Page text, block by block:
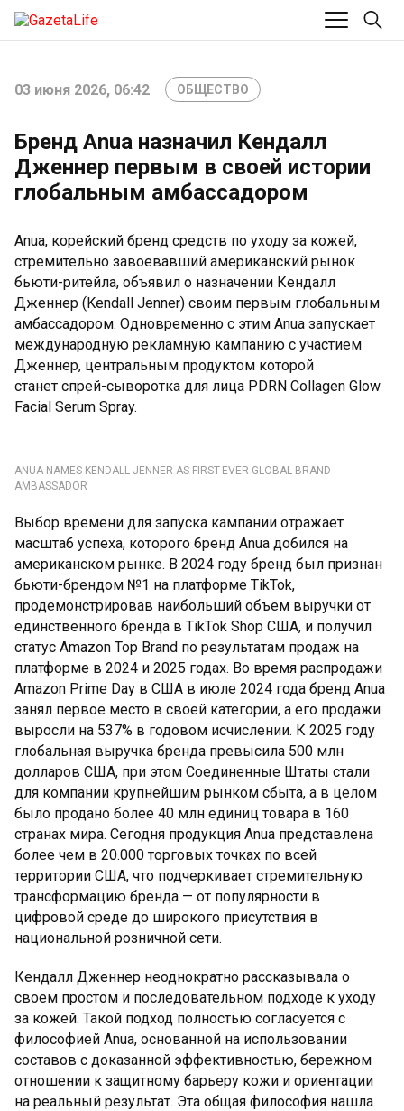
03 июня 2026, 06:42 ОБЩЕСТВО
Бренд Anua назначил Кендалл
Дженнер первым в своей истории
глобальным амбассадором
Anua, корейский бренд средств по уходу за кожей,
стремительно завоевавший американский рынок
бьюти-ритейла, объявил о назначении Кендалл
Дженнер (Kendall Jenner) своим первым глобальным
амбассадором. Одновременно с этим Anua запускает
международную рекламную кампанию с участием
Дженнер, центральным продуктом которой
станет спрей-сыворотка для лица PDRN Collagen Glow
Facial Serum Spray.
ANUA NAMES KENDALL JENNER AS FIRST-EVER GLOBAL BRAND
AMBASSADOR
Выбор времени для запуска кампании отражает
масштаб успеха, которого бренд Anua добился на
американском рынке. В 2024 году бренд был признан
бьюти-брендом №1 на платформе TikTok,
продемонстрировав наибольший объем выручки от
единственного бренда в TikTok Shop США, и получил
статус Amazon Top Brand по результатам продаж на
платформе в 2024 и 2025 годах. Во время распродажи
Amazon Prime Day в США в июле 2024 года бренд Anua
занял первое место в своей категории, а его продажи
выросли на 537% в годовом исчислении. К 2025 году
глобальная выручка бренда превысила 500 млн
долларов США, при этом Соединенные Штаты стали
для компании крупнейшим рынком сбыта, а в целом
было продано более 40 млн единиц товара в 160
странах мира. Сегодня продукция Anua представлена
более чем в 20.000 торговых точках по всей
территории США, что подчеркивает стремительную
трансформацию бренда — от популярности в
цифровой среде до широкого присутствия в
национальной розничной сети.
Кендалл Дженнер неоднократно рассказывала о
своем простом и последовательном подходе к уходу
за кожей. Такой подход полностью согласуется с
философией Anua, основанной на использовании
составов с доказанной эффективностью, бережном
отношении к защитному барьеру кожи и ориентации
на реальный результат. Эта общая философия нашла